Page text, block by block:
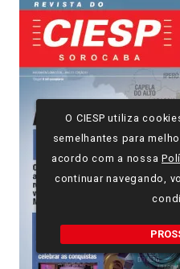
O CIESP utiliza
semelhantes para
acordo com a nossa
continuar navegando,